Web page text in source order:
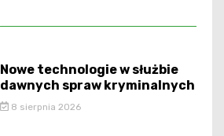
Nowe technologie w służbie
dawnych spraw kryminalnych
8 sierpnia 2026